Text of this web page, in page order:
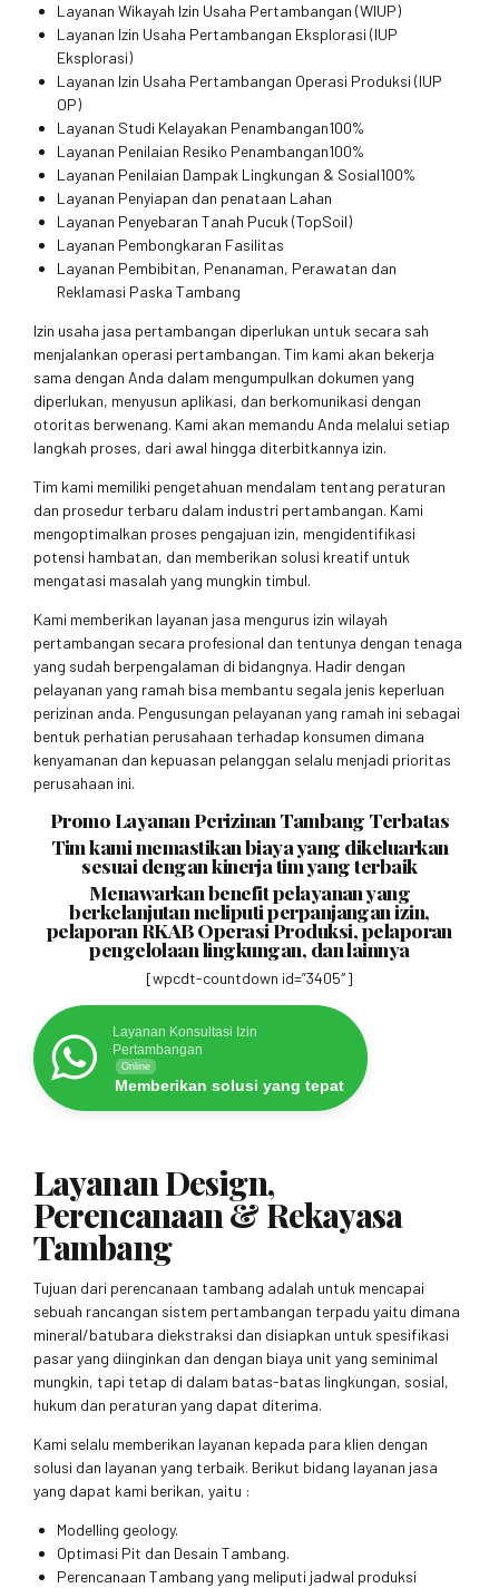
Layanan Wikayah Izin Usaha Pertambangan (WIUP)
Layanan Izin Usaha Pertambangan Eksplorasi (IUP
Eksplorasi)
Layanan Izin Usaha Pertambangan Operasi Produksi (IUP
OP)
Layanan Studi Kelayakan Penambangan100%
Layanan Penilaian Resiko Penambangan100%
Layanan Penilaian Dampak Lingkungan & Sosial100%
Layanan Penyiapan dan penataan Lahan
Layanan Penyebaran Tanah Pucuk (TopSoil)
Layanan Pembongkaran Fasilitas
Layanan Pembibitan, Penanaman, Perawatan dan
Reklamasi Paska Tambang
Izin usaha jasa pertambangan diperlukan untuk secara sah
menjalankan operasi pertambangan. Tim kami akan bekerja
sama dengan Anda dalam mengumpulkan dokumen yang
diperlukan, menyusun aplikasi, dan berkomunikasi dengan
otoritas berwenang. Kami akan memandu Anda melalui setiap
langkah proses, dari awal hingga diterbitkannya izin.
Tim kami memiliki pengetahuan mendalam tentang peraturan
dan prosedur terbaru dalam industri pertambangan. Kami
mengoptimalkan proses pengajuan izin, mengidentifikasi
potensi hambatan, dan memberikan solusi kreatif untuk
mengatasi masalah yang mungkin timbul.
Kami memberikan layanan jasa mengurus izin wilayah
pertambangan secara profesional dan tentunya dengan tenaga
yang sudah berpengalaman di bidangnya. Hadir dengan
pelayanan yang ramah bisa membantu segala jenis keperluan
perizinan anda. Pengusungan pelayanan yang ramah ini sebagai
bentuk perhatian perusahaan terhadap konsumen dimana
kenyamanan dan kepuasan pelanggan selalu menjadi prioritas
perusahaan ini.
Promo Layanan Perizinan Tambang Terbatas
Tim kami memastikan biaya yang dikeluarkan
sesuai dengan kinerja tim yang terbaik
Menawarkan benefit pelayanan yang
berkelanjutan meliputi perpanjangan izin,
pelaporan RKAB Operasi Produksi, pelaporan
pengelolaan lingkungan, dan lainnya
[wpcdt-countdown id=”3405″]
Layanan Konsultasi Izin
Pertambangan
Online
Memberikan solusi yang tepat
Layanan Design,
Perencanaan & Rekayasa
Tambang
Tujuan dari perencanaan tambang adalah untuk mencapai
sebuah rancangan sistem pertambangan terpadu yaitu dimana
mineral/batubara diekstraksi dan disiapkan untuk spesifikasi
pasar yang diinginkan dan dengan biaya unit yang seminimal
mungkin, tapi tetap di dalam batas-batas lingkungan, sosial,
hukum dan peraturan yang dapat diterima.
Kami selalu memberikan layanan kepada para klien dengan
solusi dan layanan yang terbaik. Berikut bidang layanan jasa
yang dapat kami berikan, yaitu :
Modelling geology.
Optimasi Pit dan Desain Tambang.
Perencanaan Tambang yang meliputi jadwal produksi